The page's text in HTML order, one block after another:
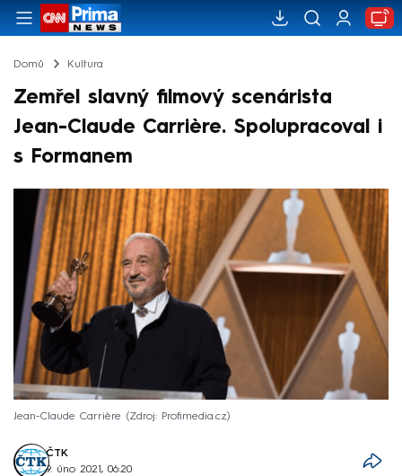
Domů Kultura
Zemřel slavný filmový scenárista
Jean-Claude Carrière. Spolupracoval i
s Formanem
Jean-Claude Carrière Zdroj: Profimedia.cz
ČTK
9. úno 2021, 06:20